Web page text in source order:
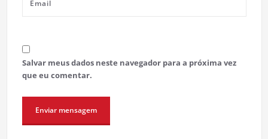
Salvar meus dados neste navegador para a próxima vez
que eu comentar.